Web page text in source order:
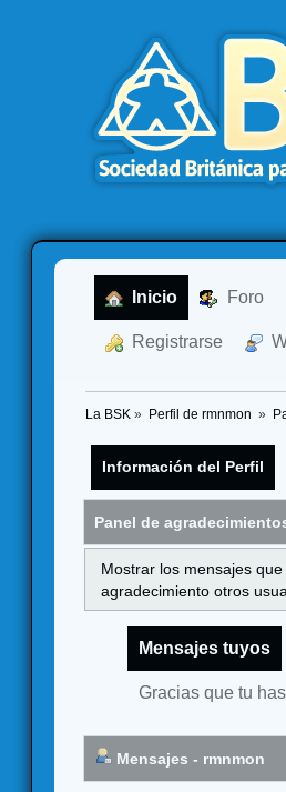
Inicio Foro
Registrarse
La BSK » Perfil de rmnmon »
Información del Perfil
Panel de
Mostrar los mensajes
agradecimiento otros
Mensajes tuyos
Gracias que tu
Mensajes - rmnmon